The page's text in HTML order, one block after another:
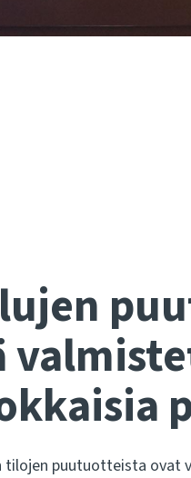
tilojen puutuotteista ovat